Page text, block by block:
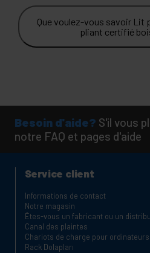
Que voulez-vous savoir Lit
pliant certifié
Besoin d'aide? S'il vous
notre FAQ et pages d'aide
Service client
Informations de contact
Notre magasin
Êtes-vous un fabricant ou un
Canal des plaintes
Chariots de charge pour
Rack Dolapları